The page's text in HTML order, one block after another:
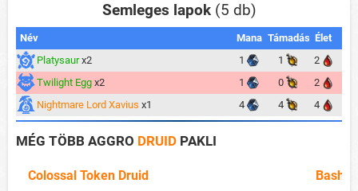
Semleges lapok (5 db)
Név Mana Támadás Élet
Platysaur x2 1 1
2
Twilight Egg x2 1 0
2
Nightmare Lord Xavius x1 4 4 4
MÉG TÖBB AGGRO DRUID PAKLI
Colossal Token Druid